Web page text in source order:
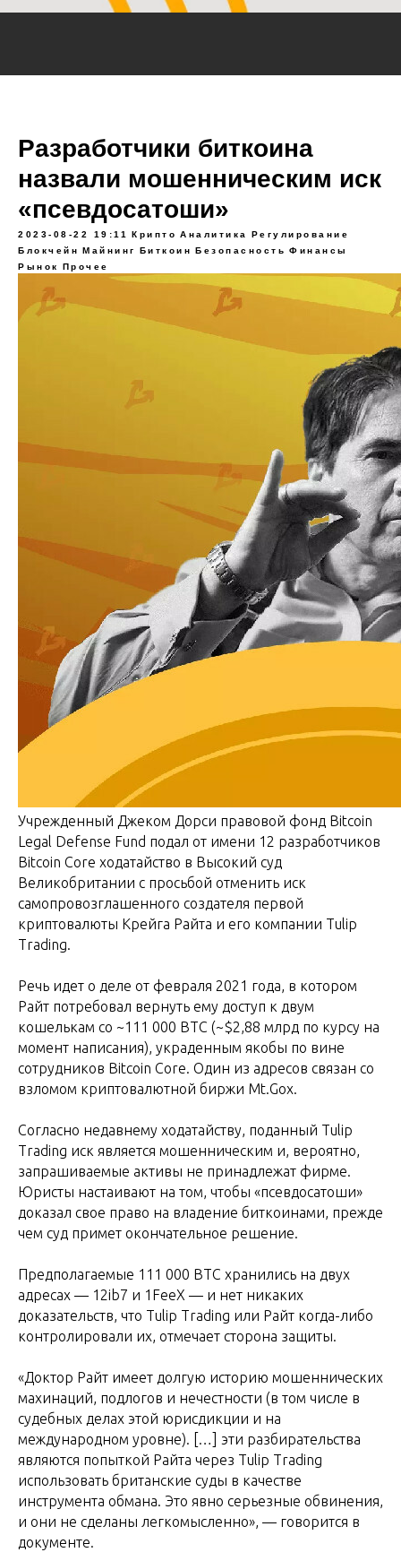
Разработчики биткоина
назвали мошенническим иск
«псевдосатоши»
2023-08-22 19:11 Крипто Аналитика
Регулирование
Блокчейн Майнинг Биткоин Безопасность Финансы
Рынок
Прочее
Учрежденный Джеком Дорси правовой фонд Bitcoin
Legal Defense Fund подал от имени 12 разработчиков
Bitcoin Core ходатайство в Высокий суд
Великобритании с просьбой отменить иск
самопровозглашенного создателя первой
криптовалюты Крейга Райта и его компании Tulip
Trading.
Речь идет о деле от февраля 2021 года, в котором
Райт потребовал вернуть ему доступ к двум
кошелькам со ~111 000 BTC (~$2,88 млрд по курсу на
момент написания), украденным якобы по вине
сотрудников Bitcoin Core. Один из адресов связан со
взломом криптовалютной биржи Mt.Gox.
Согласно недавнему ходатайству, поданный Tulip
Trading иск является мошенническим и, вероятно,
запрашиваемые активы не принадлежат фирме.
Юристы настаивают на том, чтобы «псевдосатоши»
доказал свое право на владение биткоинами, прежде
чем суд примет окончательное решение.
Предполагаемые 111 000 BTC хранились на двух
адресах — 12ib7 и 1FeeX — и нет никаких
доказательств, что Tulip Trading или Райт когда-либо
контролировали их, отмечает сторона защиты.
«Доктор Райт имеет долгую историю мошеннических
махинаций, подлогов и нечестности (в том числе в
судебных делах этой юрисдикции и на
международном уровне). […] эти разбирательства
являются попыткой Райта через Tulip Trading
использовать британские суды в качестве
инструмента обмана. Это явно серьезные обвинения,
и они не сделаны легкомысленно», — говорится в
документе.